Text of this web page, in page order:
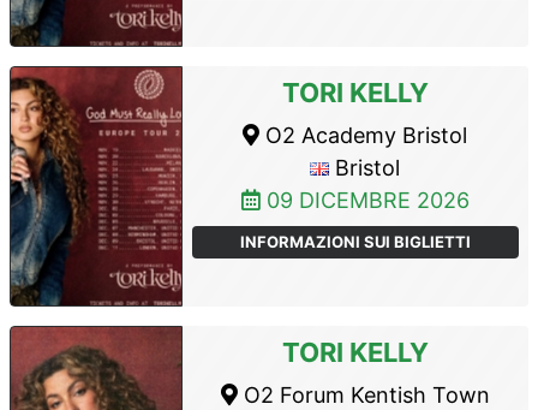
TORI KELLY
O2 Academy Bristol
Bristol
09 DICEMBRE 2026
INFORMAZIONI SUI BIGLIETTI
TORI KELLY
O2 Forum Kentish Town